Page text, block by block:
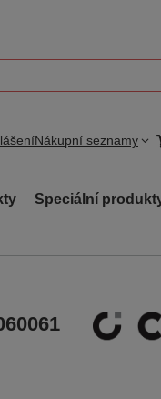
Nákupní seznamy
Speciální